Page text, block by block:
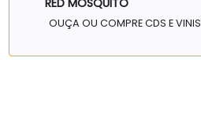
OUÇA OU COMPRE CDS E VINIS